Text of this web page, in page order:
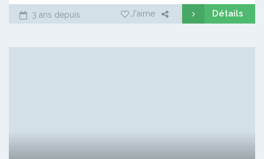
3 ans depuis J'aime Détails